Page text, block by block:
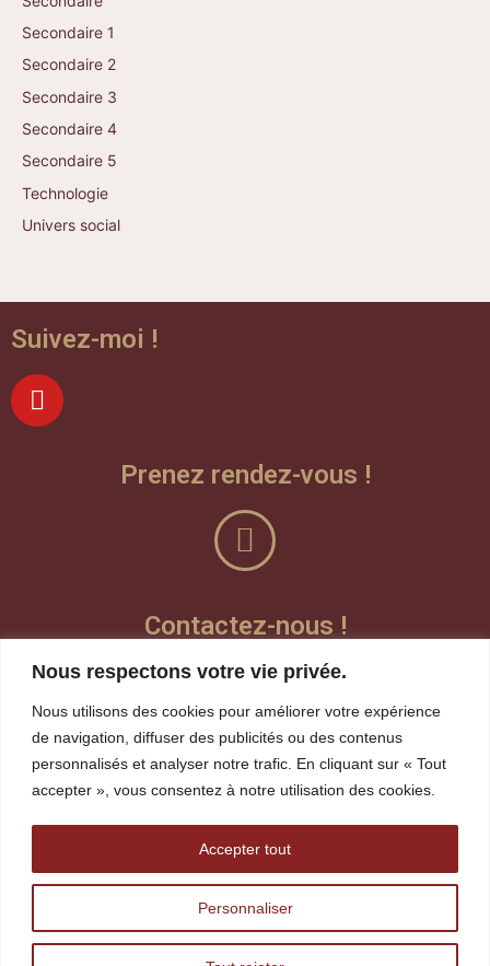
Nous respectons votre vie privée.
Nous utilisons des cookies pour améliorer votre expérience
de navigation, diffuser des publicités ou des contenus
personnalisés et analyser notre trafic. En cliquant sur « Tout
accepter », vous consentez à notre utilisation des cookies.
Personnaliser
Accepter tout
Secondaire 1
Secondaire 2
Secondaire 3
Secondaire 4
Secondaire 5
Technologie
Univers social
Suivez-moi !
Prenez rendez-vous !
Contactez-nous !
Laisser un message vocal
Teams
Visioconférence
robin.gagnon@tshakapesh.ca
418 720-1815